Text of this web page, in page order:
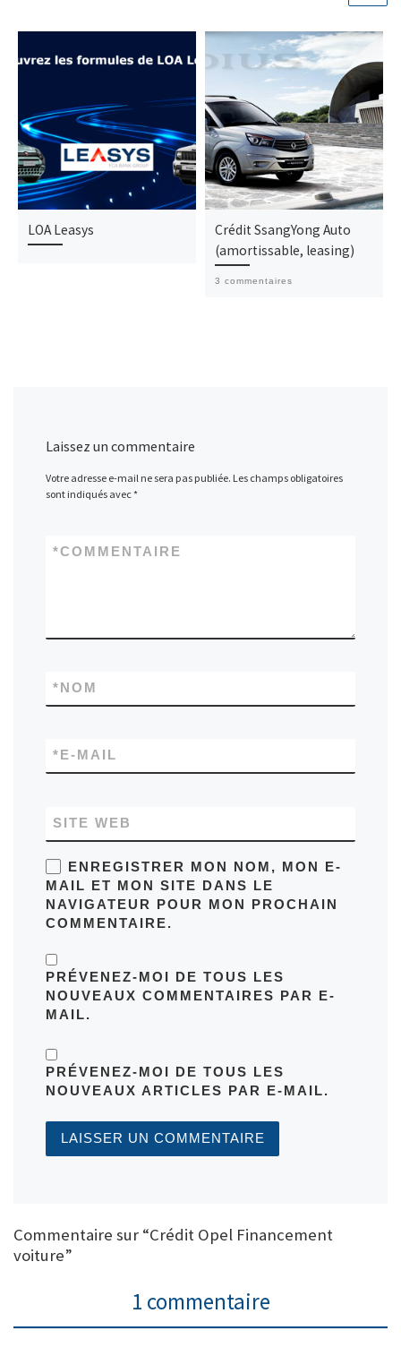
LOA Leasys
Crédit SsangYong Auto
(amortissable, leasing)
3 commentaires
Laissez un commentaire
Votre adresse e-mail ne sera pas publiée. Les champs obligatoires
sont indiqués avec*
COMMENTAIRE
*
NOM
*
E-MAIL
*
SITE WEB
ENREGISTRER MON NOM, MON E-
MAIL ET MON SITE DANS LE
NAVIGATEUR POUR MON PROCHAIN
COMMENTAIRE.
PRÉVENEZ-MOI DE TOUS LES
NOUVEAUX COMMENTAIRES PAR E-
MAIL.
PRÉVENEZ-MOI DE TOUS LES
NOUVEAUX ARTICLES PAR E-MAIL.
Commentaire sur “Crédit Opel Financement
voiture”
1 commentaire